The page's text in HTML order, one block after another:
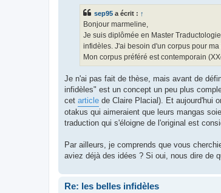
sep95 a écrit : ↑
Bonjour marmeline,
Je suis diplômée en Master
infidèles. J'ai besoin d'un corpus pour
Mon corpus préféré est contemporain
Je n'ai pas fait de thèse, mais avant de
infidèles" est un concept un peu plus
cet article de Claire Placial). Et aujourd'hui
otakus qui aimeraient que leurs mangas
traduction qui s'éloigne de l'original est
Par ailleurs, je comprends que vous
aviez déjà des idées ? Si oui, nous dire de
Re: les belles infidèles